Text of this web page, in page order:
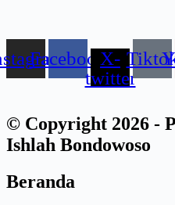
FacebookX-
twitter
© Copyright 2026 -
Ishlah Bondowoso
Beranda